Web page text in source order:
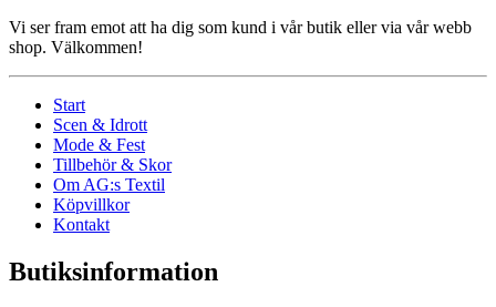
Vi ser fram emot att ha dig som kund i vår butik eller via vår webb
shop. Välkommen!
Start
Scen & Idrott
Mode & Fest
Tillbehör & Skor
Om AG:s Textil
Köpvillkor
Kontakt
Butiksinformation